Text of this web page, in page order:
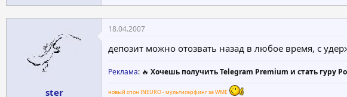
ster
18.04.2007
депозит можно отозвать назад в любое время, с
Реклама: 🔥 Хочешь получить Telegram Premium и стать гуру
новый спон INEURO - мультисерфинг за WME